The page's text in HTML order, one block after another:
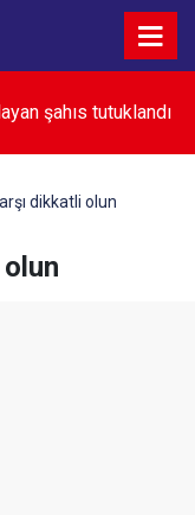
yüzme öğreniyor
dikkatli olun